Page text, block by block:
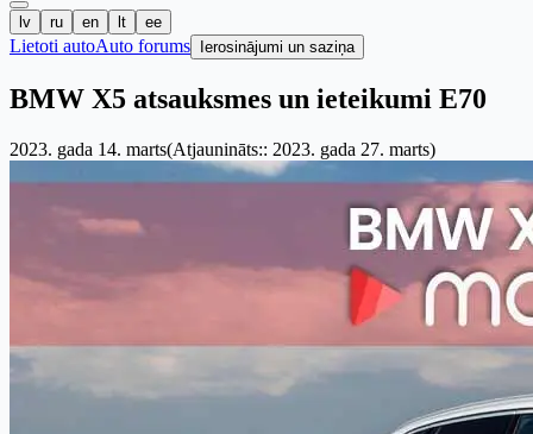
lv ru en lt ee
Lietoti autoAuto forums Ierosinājumi un saziņa
BMW X5 atsauksmes un ieteikumi E70
2023. gada 14. marts(Atjaunināts:: 2023. gada 27. marts)